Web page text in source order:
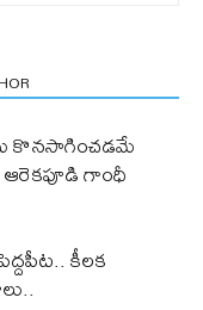
కొనసాగించడమే
గాంధీ
కీలక